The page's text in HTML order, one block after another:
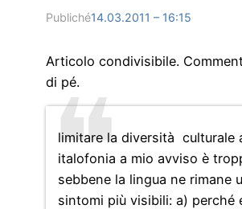
Publiché14.03.2011 – 16:15
Articolo condivisibile.
di pé.
limitare la diversità culturale
italofonia a mio avviso è
sebbene la lingua ne rimane
sintomi più visibili: a) perché